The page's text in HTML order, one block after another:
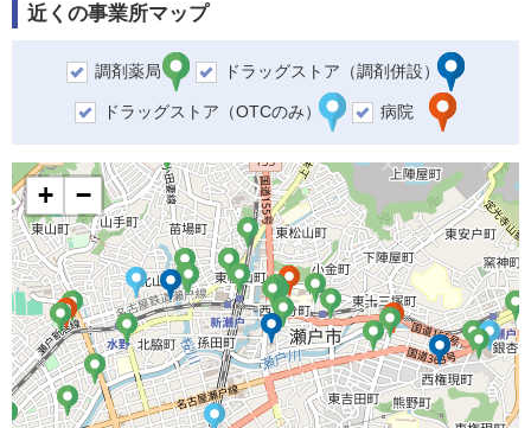
近くの事業所マップ
調剤薬局 ドラッグストア（調剤併設）
ドラッグストア（OTCのみ） 病院
+ −